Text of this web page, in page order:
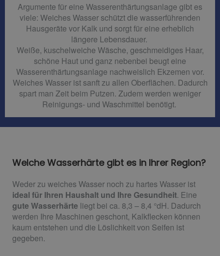
Argumente für eine Wasserenthärtungsanlage gibt es
viele: Weiches Wasser schützt die wasserführenden
Hausgeräte vor Kalk und sorgt für eine erheblich
längere Lebensdauer.
Weiße, kuschelweiche Wäsche, geschmeidiges Haar,
schöne Haut und ganz nebenbei beugt eine
Wasserenthärtungsanlage nachweislich Ekzemen vor.
Weiches Wasser ist sanft zu allen Oberflächen. Dadurch
spart man Zeit beim Putzen. Zudem werden weniger
Reinigungs- und Waschmittel benötigt.
Welche Wasserhärte gibt es in Ihrer Region?
Weder zu weiches Wasser noch zu hartes Wasser ist
ideal für Ihren Haushalt und Ihre Gesundheit. Eine
gute Wasserhärte liegt bei ca. 8,3 – 8,4 °dH. Dadurch
werden Ihre Maschinen geschont, Kalkflecken können
kaum entstehen und die Löslichkeit von Seifen ist
gegeben.